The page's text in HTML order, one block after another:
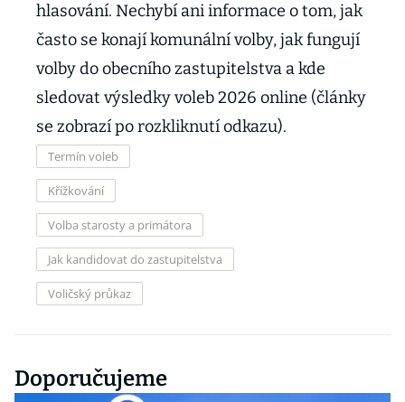
hlasování. Nechybí ani informace o tom, jak
často se konají komunální volby, jak fungují
volby do obecního zastupitelstva a kde
sledovat výsledky voleb 2026 online (články
se zobrazí po rozkliknutí odkazu).
Termín voleb
Křížkování
Volba starosty a primátora
Jak kandidovat do zastupitelstva
Voličský průkaz
Doporučujeme